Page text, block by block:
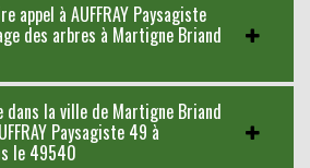
appel à AUFFRAY Paysagiste
des arbres à Martigne Briand
dans la ville de Martigne Briand
Paysagiste 49 à
le 49540